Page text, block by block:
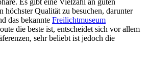
höchster Qualität zu besuchen, darunter
das bekannte Freilichtmuseum
die beste ist, entscheidet sich vor allem
sehr beliebt ist jedoch die